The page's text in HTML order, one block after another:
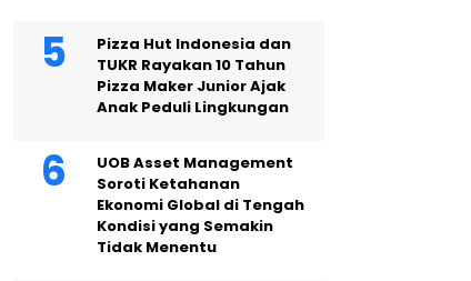
Pizza Hut Indonesia dan
TUKR Rayakan 10 Tahun
Pizza Maker Junior Ajak
Anak Peduli Lingkungan
UOB Asset Management
Soroti Ketahanan
Ekonomi Global di Tengah
Kondisi yang Semakin
Tidak Menentu